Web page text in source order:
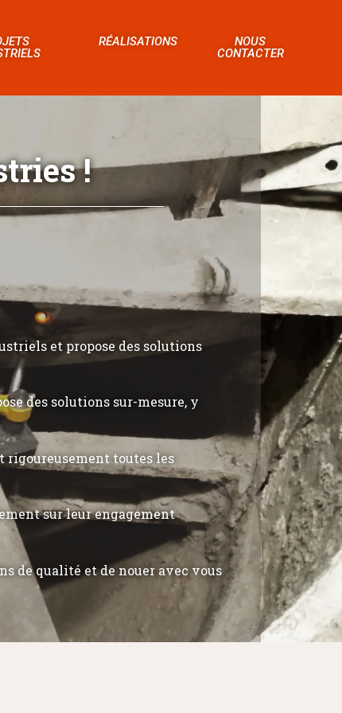
RÉALISATIONS
NOUS
CONTACTER
!
et propose des solutions
des solutions sur-mesure, y
rigoureusement toutes les
sur leur engagement
de qualité et de nouer avec vous